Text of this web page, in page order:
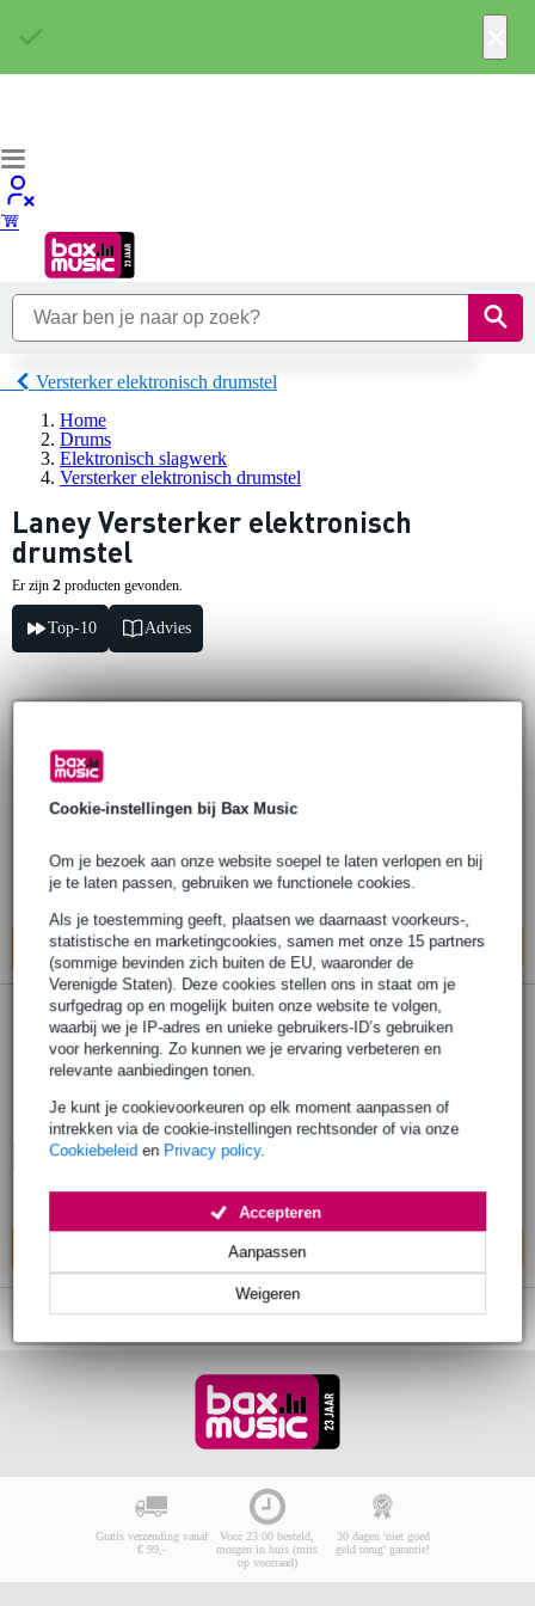
Cookie-instellingen bij Bax Music
Om je bezoek aan onze website soepel te laten verlopen en bij
je te laten passen, gebruiken we functionele cookies.
Als je toestemming geeft, plaatsen we daarnaast voorkeurs-,
statistische en marketingcookies, samen met onze 15 partners
(sommige bevinden zich buiten de EU, waaronder de
Verenigde Staten). Deze cookies stellen ons in staat om je
surfgedrag op en mogelijk buiten onze website te volgen,
waarbij we je IP-adres en unieke gebruikers-ID’s gebruiken
voor herkenning. Zo kunnen we je ervaring verbeteren en
relevante aanbiedingen tonen.
Je kunt je cookievoorkeuren op elk moment aanpassen of
intrekken via de cookie-instellingen rechtsonder of via onze
Cookiebeleid en Privacy policy.
Weigeren
Aanpassen
Accepteren
Versterker elektronisch drumstel
Home
Drums
Elektronisch slagwerk
Versterker elektronisch drumstel
Laney Versterker elektronisch
drumstel
Er zijn 2 producten gevonden.
Top-10 Advies
3 reviews
Adviesprijs € 377,- € 334,-
Op voorraad bij de leverancier
In mijn winkelwagen
🔥HOT & NEW
Laney DH40 Drumhub drumversterker
voor elektronisch drumstel 40W
€ 205,-
Levertijd onbekend
Wel in2 winkelsop voorraad
In mijn winkelwagen
Gratis verzending vanaf
€ 99,-
Voor 23:00 besteld,
morgen in huis (mits
op voorraad)
30 dagen 'niet goed
geld terug' garantie!